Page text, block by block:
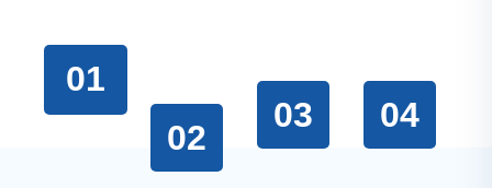
01
02
03 04